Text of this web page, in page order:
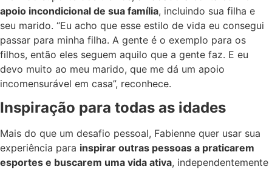
apoio incondicional de sua família, incluindo sua filha e
seu marido. “Eu acho que esse estilo de vida eu consegui
passar para minha filha. A gente é o exemplo para os
filhos, então eles seguem aquilo que a gente faz. E eu
devo muito ao meu marido, que me dá um apoio
incomensurável em casa”, reconhece.
Inspiração para todas as idades
Mais do que um desafio pessoal, Fabienne quer usar sua
experiência para inspirar outras pessoas a praticarem
esportes e buscarem uma vida ativa, independentemente